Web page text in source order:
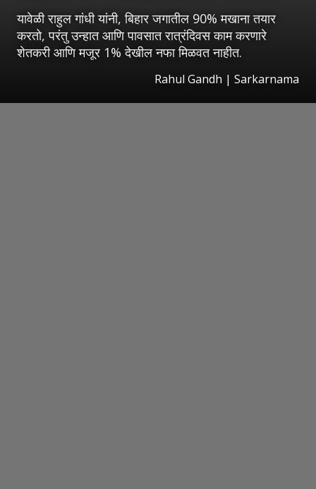
यावेळी राहुल गांधी यांनी, बिहार जगातील 90% मखाना तयार
करतो, परंतु उन्हात आणि पावसात रात्रंदिवस काम करणारे
शेतकरी आणि मजूर 1% देखील नफा मिळवत नाहीत.
Rahul Gandh | Sarkarnama